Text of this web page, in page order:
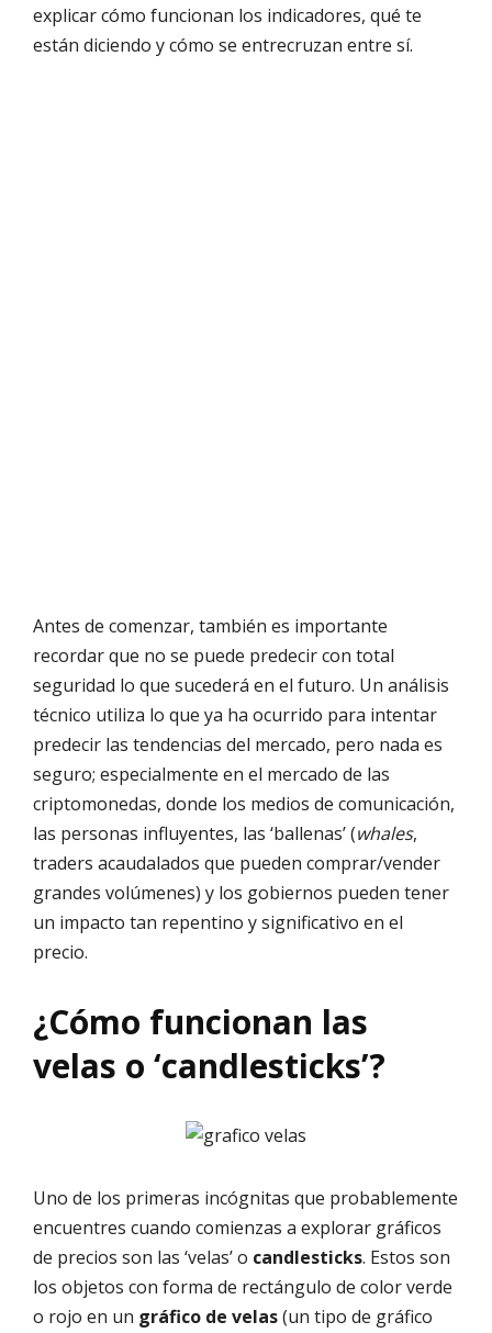
explicar cómo funcionan los indicadores, qué te
están diciendo y cómo se entrecruzan entre sí.
Antes de comenzar, también es importante
recordar que no se puede predecir con total
seguridad lo que sucederá en el futuro. Un análisis
técnico utiliza lo que ya ha ocurrido para intentar
predecir las tendencias del mercado, pero nada es
seguro; especialmente en el mercado de las
criptomonedas, donde los medios de comunicación,
las personas influyentes, las ‘ballenas’ (whales,
traders acaudalados que pueden comprar/vender
grandes volúmenes) y los gobiernos pueden tener
un impacto tan repentino y significativo en el
precio.
¿Cómo funcionan las
velas o ‘candlesticks’?
Uno de los primeras incógnitas que probablemente
encuentres cuando comienzas a explorar gráficos
de precios son las ‘velas’ o candlesticks. Estos son
los objetos con forma de rectángulo de color verde
o rojo en un gráfico de velas(un tipo de gráfico